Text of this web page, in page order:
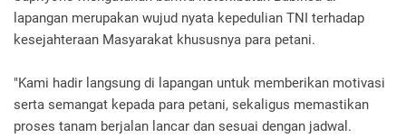
lapangan merupakan wujud nyata kepedulian TNI terhadap
kesejahteraan Masyarakat khususnya para petani.
"Kami hadir langsung di lapangan untuk memberikan motivasi
serta semangat kepada para petani, sekaligus memastikan
proses tanam berjalan lancar dan sesuai dengan jadwal.